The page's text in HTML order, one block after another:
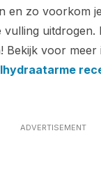
en zo voorkom
vulling uitdrogen.
Bekijk voor meer
ADVERTISEMENT